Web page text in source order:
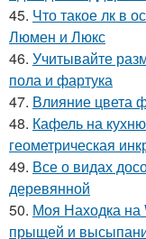
45. Что такое лк в
Люмен и Люкс
46. Учитывайте
пола и фартука
47. Влияние цвета
48. Кафель на
геометрическая
49. Все о видах
деревянной
50. Моя Находка на
прыщей и